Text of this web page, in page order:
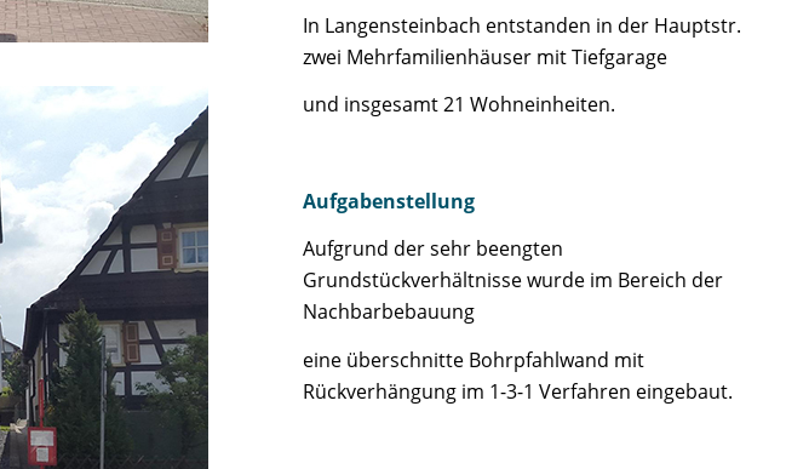
In Langensteinbach entstanden in der Hauptstr.
zwei Mehrfamilienhäuser mit Tiefgarage
und insgesamt 21 Wohneinheiten.
Aufgabenstellung
Aufgrund der sehr beengten
Grundstückverhältnisse wurde im Bereich der
Nachbarbebauung
eine überschnitte Bohrpfahlwand mit
Rückverhängung im 1-3-1 Verfahren eingebaut.